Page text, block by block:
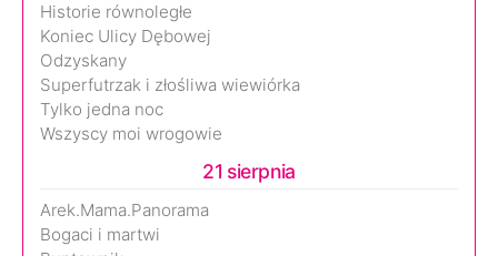
Historie równoległe
Koniec Ulicy Dębowej
Odzyskany
Superfutrzak i złośliwa wiewiórka
Tylko jedna noc
Wszyscy moi wrogowie
21 sierpnia
Arek.Mama.Panorama
Bogaci i martwi